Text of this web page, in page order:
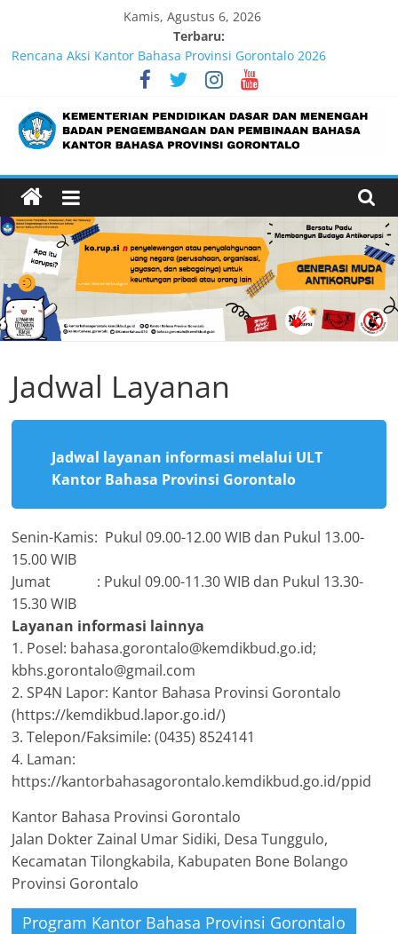
Kamis, Agustus 6, 2026
Terbaru:
Rencana Aksi Kantor Bahasa Provinsi Gorontalo 2026
Partisipasi Semesta Perluas Ketersediaan Buku Bacaan
Bermutu, Perkuat Literasi Anak Indonesia
Lebih dari 5,5 Juta Buku Bacaan Bermutu Dikirim untuk
Perkuat Literasi Anak Indonesia
Pengukuran Kinerja Triwulan II 2026
Pengukuran Kinerja Triwulan I Tahun 2026
Jadwal Layanan
Jadwal layanan informasi melalui ULT
Kantor Bahasa Provinsi Gorontalo
Senin-Kamis: Pukul 09.00-12.00 WIB dan Pukul 13.00-
15.00 WIB
Jumat : Pukul 09.00-11.30 WIB dan Pukul 13.30-
15.30 WIB
Layanan informasi lainnya
1. Posel: bahasa.gorontalo@kemdikbud.go.id;
kbhs.gorontalo@gmail.com
2. SP4N Lapor: Kantor Bahasa Provinsi Gorontalo
(https://kemdikbud.lapor.go.id/)
3. Telepon/Faksimile: (0435) 8524141
4. Laman:
https://kantorbahasagorontalo.kemdikbud.go.id/ppid
Kantor Bahasa Provinsi Gorontalo
Jalan Dokter Zainal Umar Sidiki, Desa Tunggulo,
Kecamatan Tilongkabila, Kabupaten Bone Bolango
Provinsi Gorontalo
Program Kantor Bahasa Provinsi Gorontalo